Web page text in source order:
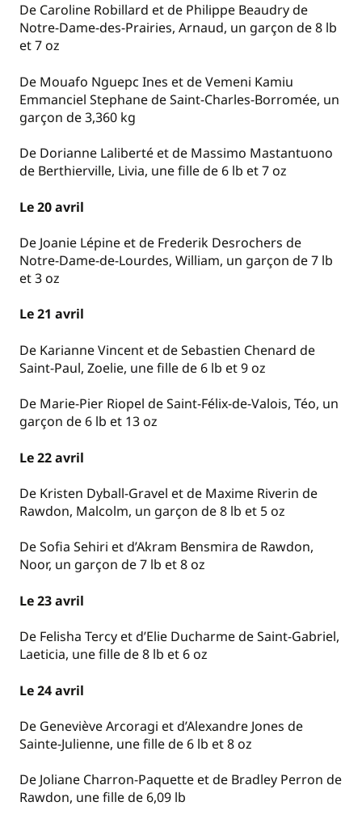
De Caroline Robillard et de Philippe Beaudry de
Notre-Dame-des-Prairies, Arnaud, un garçon de 8 lb
et 7 oz
De Mouafo Nguepc Ines et de Vemeni Kamiu
Emmanciel Stephane de Saint-Charles-Borromée, un
garçon de 3,360 kg
De Dorianne Laliberté et de Massimo Mastantuono
de Berthierville, Livia, une fille de 6 lb et 7 oz
Le 20 avril
De Joanie Lépine et de Frederik Desrochers de
Notre-Dame-de-Lourdes, William, un garçon de 7 lb
et 3 oz
Le 21 avril
De Karianne Vincent et de Sebastien Chenard de
Saint-Paul, Zoelie, une fille de 6 lb et 9 oz
De Marie-Pier Riopel de Saint-Félix-de-Valois, Téo, un
garçon de 6 lb et 13 oz
Le 22 avril
De Kristen Dyball-Gravel et de Maxime Riverin de
Rawdon, Malcolm, un garçon de 8 lb et 5 oz
De Sofia Sehiri et d’Akram Bensmira de Rawdon,
Noor, un garçon de 7 lb et 8 oz
Le 23 avril
De Felisha Tercy et d’Elie Ducharme de Saint-Gabriel,
Laeticia, une fille de 8 lb et 6 oz
Le 24 avril
De Geneviève Arcoragi et d’Alexandre Jones de
Sainte-Julienne, une fille de 6 lb et 8 oz
De Joliane Charron-Paquette et de Bradley Perron de
Rawdon, une fille de 6,09 lb